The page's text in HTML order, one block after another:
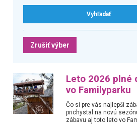
Zrušiť výber
Leto 2026 plné
vo Familyparku
Čo si pre vás najlepší
prichystal na novú
zábavu aj toto leto vo